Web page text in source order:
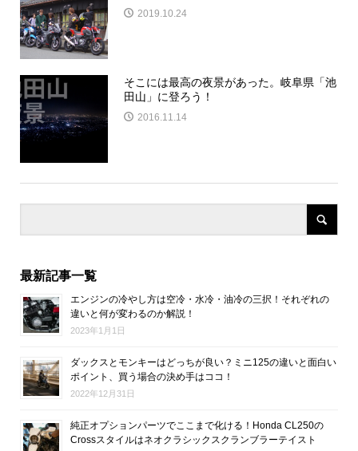
2019.10.24
そこには最高の夜景があった。岐阜県「池
田山」に登ろう！
2016.11.14
最新記事一覧
エンジンの冷やし方は空冷・水冷・油冷の三択！それぞれの
違いと何が変わるのか解説！
2023年1月1日
ダックスとモンキーはどっちが良い？ミニ125の違いと面白い
ポイント、買う場合の決め手はココ！
2022年12月31日
純正オプションパーツでここまで化ける！Honda CL250の
Crossスタイルはネオクラシックスクランブラーテイスト